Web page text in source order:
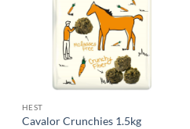
HEST
Cavalor Crunchies 1.5kg